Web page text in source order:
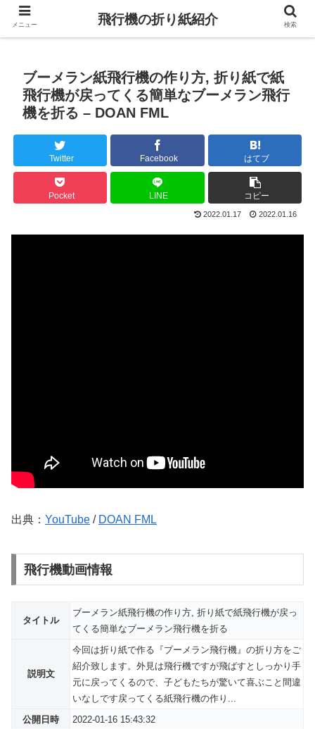
ブーメラン紙飛行機の作り方, 折り紙で紙
飛行機が戻ってくる簡単なブーメラン飛行
機を折る – DOAN FML
Twitter Facebook はてブ
Pocket LINE コピー
2022.01.17 2022.01.16
出典： YouTube / DOAN FML
飛行機動画情報
タイトル
ブーメラン紙飛行機の作り方, 折り紙で紙飛行機が戻っ
てくる簡単なブーメラン飛行機を折る
説明文
今回は折り紙で作る『ブーメラン飛行機』の折り方をご
紹介致します。外見は飛行機ですが飛ばすとしっかり手
元に戻ってくるので、子どもたちが驚いて喜ぶこと間違
いなしです戻ってくる紙飛行機の作り...
公開日時
2022-01-16 15:43:32
メニュー 飛行機の折り紙紹介 検索